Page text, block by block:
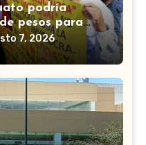
podría
pesos para
7, 2026